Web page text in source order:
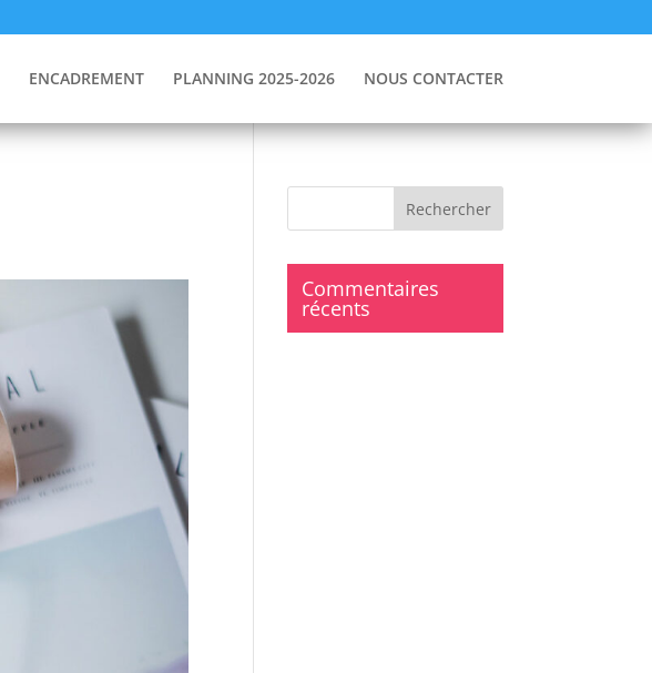
ENCADREMENT PLANNING 2025-2026 NOUS CONTACTER
Commentaires
récents